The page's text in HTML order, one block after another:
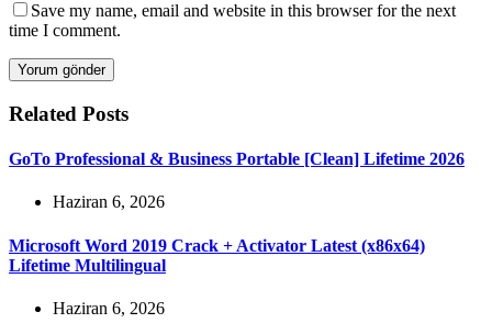
Save my name, email and website in this browser for the next
time I comment.
Yorum gönder
Related Posts
GoTo Professional & Business Portable [Clean] Lifetime 2026
Haziran 6, 2026
Microsoft Word 2019 Crack + Activator Latest (x86x64)
Lifetime Multilingual
Haziran 6, 2026